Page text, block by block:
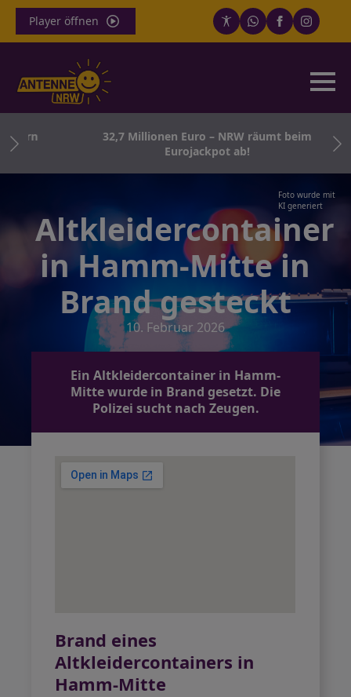
Player öffnen
32,7 Millionen Euro – NRW räumt beim
Eurojackpot ab!
Foto wurde mit
KI generiert
Altkleidercontainer
in Hamm-Mitte in
Brand gesteckt
10. Februar 2026
Ein Altkleidercontainer in Hamm-
Mitte wurde in Brand gesetzt. Die
Polizei sucht nach Zeugen.
Brand eines
Altkleidercontainers in
Hamm-Mitte